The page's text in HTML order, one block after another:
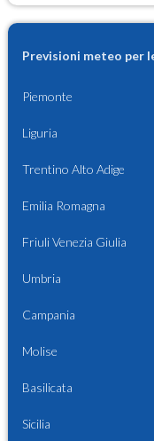
Previsioni meteo per
Piemonte
Liguria
Trentino Alto Adige
Emilia Romagna
Friuli Venezia Giulia
Umbria
Campania
Molise
Basilicata
Sicilia